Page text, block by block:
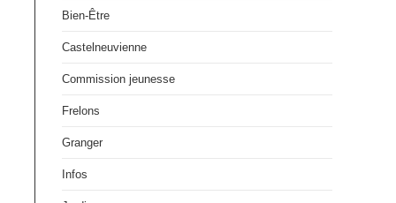
Bien-Être
Castelneuvienne
Commission jeunesse
Frelons
Granger
Infos